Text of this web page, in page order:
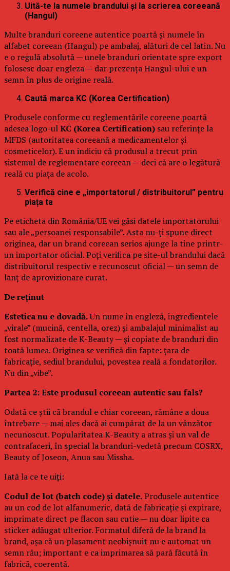
Uită-te la numele brandului și la scrierea coreeană
(Hangul)
Multe branduri coreene autentice poartă și numele în
alfabet coreean (Hangul) pe ambalaj, alături de cel latin. Nu
e o regulă absolută — unele branduri orientate spre export
folosesc doar engleza — dar prezența Hangul-ului e un
semn în plus de origine reală.
Caută marca KC (Korea Certification)
Produsele conforme cu reglementările coreene poartă
adesea logo-ulKC (Korea Certification) sau referințe la
MFDS (autoritatea coreeană a medicamentelor și
cosmeticelor). E un indiciu că produsul a trecut prin
sistemul de reglementare coreean — deci că are o legătură
reală cu piața de acolo.
Verifică cine e „importatorul / distribuitorul” pentru
piața ta
Pe eticheta din România/UE vei găsi datele importatorului
sau ale „persoanei responsabile”. Asta nu-ți spune direct
originea, dar un brand coreean serios ajunge la tine printr-
un importator oficial. Poți verifica pe site-ul brandului dacă
distribuitorul respectiv e recunoscut oficial — un semn de
lanț de aprovizionare curat.
De reținut
Estetica nu e dovadă.Un nume în engleză, ingredientele
„virale” (mucină, centella, orez) și ambalajul minimalist au
fost normalizate de K-Beauty — și copiate de branduri din
toată lumea. Originea se verifică din fapte: țara de
fabricație, sediul brandului, povestea reală a fondatorilor.
Nu din „vibe”.
Partea 2: Este produsul coreean autentic sau fals?
Odată ce știi că brandul e chiar coreean, rămâne a doua
întrebare — mai ales dacă ai cumpărat de la un vânzător
necunoscut. Popularitatea K-Beauty a atras și un val de
contrafaceri, în special la branduri-vedetă precum COSRX,
Beauty of Joseon, Anua sau Missha.
Iată la ce te uiți:
Codul de lot (batch code) și datele.Produsele autentice
au un cod de lot alfanumeric, dată de fabricație și expirare,
imprimate direct pe flacon sau cutie — nu doar lipite ca
sticker adăugat ulterior. Formatul diferă de la brand la
brand, așa că un plasament neobișnuit nu e automat un
semn rău; important e ca imprimarea să pară făcută în
fabrică, coerentă.